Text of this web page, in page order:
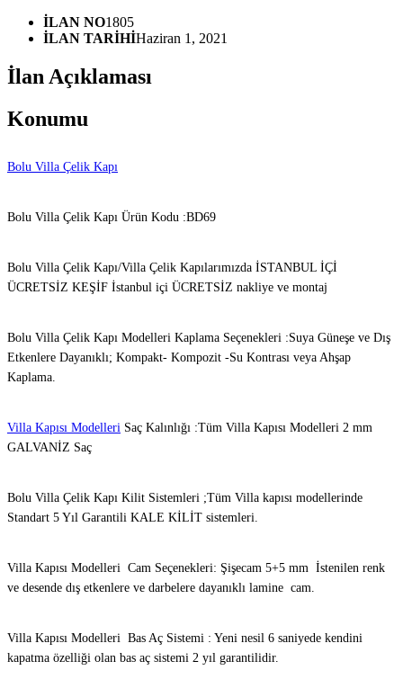
İLAN NO1805
İLAN TARİHİHaziran 1, 2021
İlan Açıklaması
Konumu
Bolu Villa Çelik Kapı
Bolu Villa Çelik Kapı Ürün Kodu :BD69
Bolu Villa Çelik Kapı/Villa Çelik Kapılarımızda İSTANBUL İÇİ
ÜCRETSİZ KEŞİF İstanbul içi ÜCRETSİZ nakliye ve montaj
Bolu Villa Çelik Kapı Modelleri Kaplama Seçenekleri :Suya Güneşe ve Dış
Etkenlere Dayanıklı; Kompakt- Kompozit -Su Kontrası veya Ahşap
Kaplama.
Villa Kapısı Modelleri Saç Kalınlığı :Tüm Villa Kapısı Modelleri 2 mm
GALVANİZ Saç
Bolu Villa Çelik Kapı Kilit Sistemleri ;Tüm Villa kapısı modellerinde
Standart 5 Yıl Garantili KALE KİLİT sistemleri.
Villa Kapısı Modelleri Cam Seçenekleri: Şişecam 5+5 mm İstenilen renk
ve desende dış etkenlere ve darbelere dayanıklı lamine cam.
Villa Kapısı Modelleri Bas Aç Sistemi : Yeni nesil 6 saniyede kendini
kapatma özelliği olan bas aç sistemi 2 yıl garantilidir.